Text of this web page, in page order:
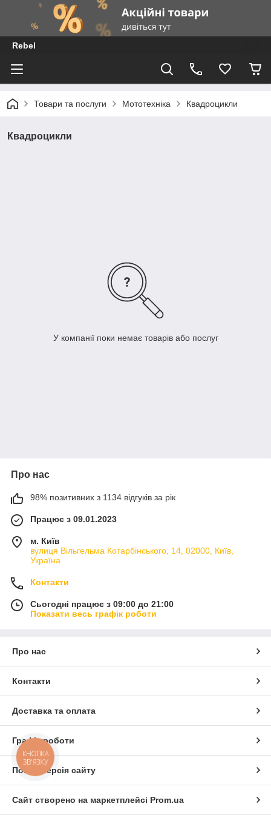
Rebel
Товари та послуги Мототехніка Квадроцикли
Квадроцикли
У компанії поки немає товарів або послуг
Про нас
98% позитивних з 1134 відгуків за рік
Працює з 09.01.2023
м. Київ
вулиця Вільгельма Котарбінського, 14, 02000, Київ,
Україна
Контакти
Сьогодні працює з 09:00 до 21:00
Показати весь графік роботи
Про нас
Контакти
Доставка та оплата
Графік роботи
Повна версія сайту
Сайт створено на маркетплейсі Prom.ua
КНОПКА
ЗВ'ЯЗКУ